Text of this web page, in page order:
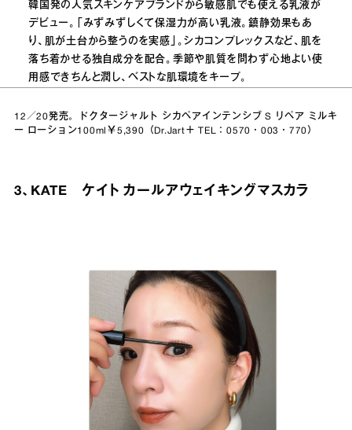
韓国発の人気スキンケアブランドから敏感肌でも使える乳液が
デビュー。「みずみずしくて保湿力が高い乳液。鎮静効果もあ
り、肌が土台から整うのを実感」。シカコンプレックスなど、肌を
落ち着かせる独自成分を配合。季節や肌質を問わず心地よい使
用感できちんと潤し、ベストな肌環境をキープ。
12／20発売。ドクタージャルト シカペアインテンシブ S リペア ミルキ
ー ローション100ml￥5,390（Dr.Jart＋ TEL：0570・003・770）
3、KATE ケイト カールアウェイキングマスカラ